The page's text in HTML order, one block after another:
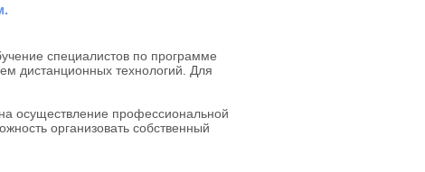
специалистов по программе
дистанционных технологий. Для
осуществление профессиональной
организовать собственный